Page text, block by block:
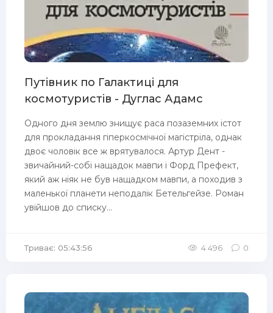
Путівник по Галактиці для
космотуристів - Дуглас Адамс
Одного дня землю знищує раса позаземних істот
для прокладання гіперкосмічної магістріла, однак
двоє чоловік все ж врятувалося. Артур Дент -
звичайний-собі нащадок мавпи і Форд Префект,
який аж ніяк не був нащадком мавпи, а походив з
маленької планети неподалік Бетельгейзе. Роман
увійшов до списку...
Триває: 05:43:56 4 496 0